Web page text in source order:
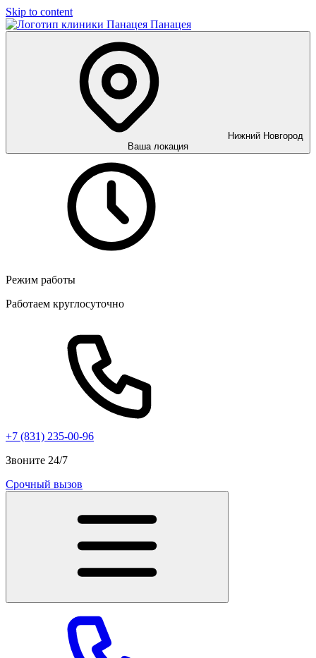
Skip to content
Панацея
Нижний Новгород
Ваша локация
Режим работы
Работаем круглосуточно
+7 (831) 235-00-96
Звоните 24/7
Срочный вызов